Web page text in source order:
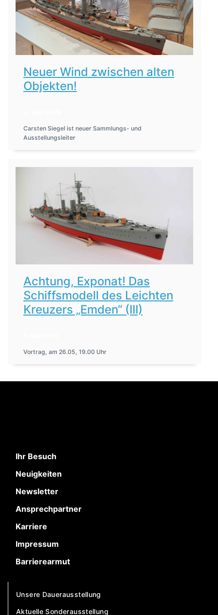
Neuer Wind zwischen alten
Objekten!
Carsten Siegel ist neuer Sammlungs- und
Ausstellungsleiter
Achtung, Exponat! Das
Schiffsmodell des Leichten
Kreuzers „Emden“ (III)
Vortrag, am 26.05, 19.00 Uhr
Ihr Besuch
Neuigkeiten
Newsletter
Ansprechpartner
Karriere
Impressum
Barrierearmut
Unsere Dauerausstellung
Aktuelle Sonderausstellung